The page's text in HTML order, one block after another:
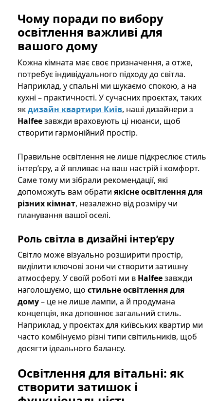
Чому поради по вибору
освітлення важливі для
вашого дому
Кожна кімната має своє призначення, а отже,
потребує індивідуального підходу до світла.
Наприклад, у спальні ми шукаємо спокою, а на
кухні – практичності. У сучасних проєктах, таких
якдизайн квартири Київ, наші дизайнери з
Halfeeзавжди враховують ці нюанси, щоб
створити гармонійний простір.
Правильне освітлення не лише підкреслює стиль
інтер’єру, а й впливає на ваш настрій і комфорт.
Саме тому ми зібрали рекомендації, які
допоможуть вам обрати якісне освітлення для
різних кімнат, незалежно від розміру чи
планування вашої оселі.
Роль світла в дизайні інтер’єру
Світло може візуально розширити простір,
виділити ключові зони чи створити затишну
атмосферу. У своїй роботі ми в Halfeeзавжди
наголошуємо, що стильне освітлення для
дому– це не лише лампи, а й продумана
концепція, яка доповнює загальний стиль.
Наприклад, у проєктах для київських квартир ми
часто комбінуємо різні типи світильників, щоб
досягти ідеального балансу.
Освітлення для вітальні: як
створити затишок і